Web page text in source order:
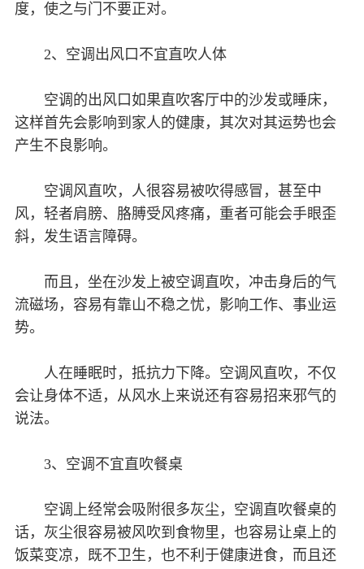
度，使之与门不要正对。
2、空调出风口不宜直吹人体
空调的出风口如果直吹客厅中的沙发或睡床，
这样首先会影响到家人的健康，其次对其运势也会
产生不良影响。
空调风直吹，人很容易被吹得感冒，甚至中
风，轻者肩膀、胳膊受风疼痛，重者可能会手眼歪
斜，发生语言障碍。
而且，坐在沙发上被空调直吹，冲击身后的气
流磁场，容易有靠山不稳之忧，影响工作、事业运
势。
人在睡眠时，抵抗力下降。空调风直吹，不仅
会让身体不适，从风水上来说还有容易招来邪气的
说法。
3、空调不宜直吹餐桌
空调上经常会吸附很多灰尘，空调直吹餐桌的
话，灰尘很容易被风吹到食物里，也容易让桌上的
饭菜变凉，既不卫生，也不利于健康进食，而且还